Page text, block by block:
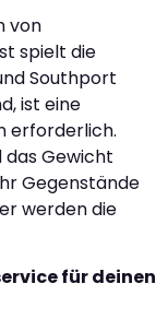
von
spielt die
Southport
ist eine
erforderlich.
das Gewicht
Gegenstände
werden die
für deinen